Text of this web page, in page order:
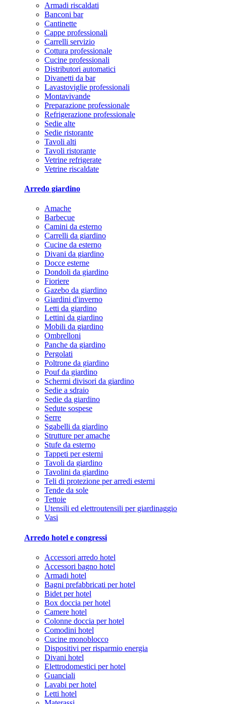
Armadi riscaldati
Banconi bar
Cantinette
Cappe professionali
Carrelli servizio
Cottura professionale
Cucine professionali
Distributori automatici
Divanetti da bar
Lavastoviglie professionali
Montavivande
Preparazione professionale
Refrigerazione professionale
Sedie alte
Sedie ristorante
Tavoli alti
Tavoli ristorante
Vetrine refrigerate
Vetrine riscaldate
Arredo giardino
Amache
Barbecue
Camini da esterno
Carrelli da giardino
Cucine da esterno
Divani da giardino
Docce esterne
Dondoli da giardino
Fioriere
Gazebo da giardino
Giardini d'inverno
Letti da giardino
Lettini da giardino
Mobili da giardino
Ombrelloni
Panche da giardino
Pergolati
Poltrone da giardino
Pouf da giardino
Schermi divisori da giardino
Sedie a sdraio
Sedie da giardino
Sedute sospese
Serre
Sgabelli da giardino
Strutture per amache
Stufe da esterno
Tappeti per esterni
Tavoli da giardino
Tavolini da giardino
Teli di protezione per arredi esterni
Tende da sole
Tettoie
Utensili ed elettroutensili per giardinaggio
Vasi
Arredo hotel e congressi
Accessori arredo hotel
Accessori bagno hotel
Armadi hotel
Bagni prefabbricati per hotel
Bidet per hotel
Box doccia per hotel
Camere hotel
Colonne doccia per hotel
Comodini hotel
Cucine monoblocco
Dispositivi per risparmio energia
Divani hotel
Elettrodomestici per hotel
Guanciali
Lavabi per hotel
Letti hotel